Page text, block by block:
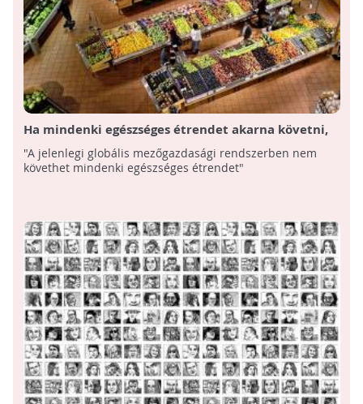
Ha mindenki egészséges étrendet akarna követni,
globálisan több zöldséget és gyümölcsöt kellene
termeszteni
"A jelenlegi globális mezőgazdasági rendszerben nem
követhet mindenki egészséges étrendet"